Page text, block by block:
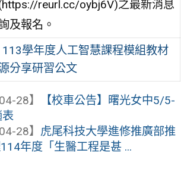
reurl.cc/oybj6V)之最新消息
及報名。
113學年度人工智慧課程模組教材
分享研習公文
28】
【校車公告】曙光女中5/5-
28】 虎尾科技大學進修推廣部推
年度「生醫工程是甚 ...